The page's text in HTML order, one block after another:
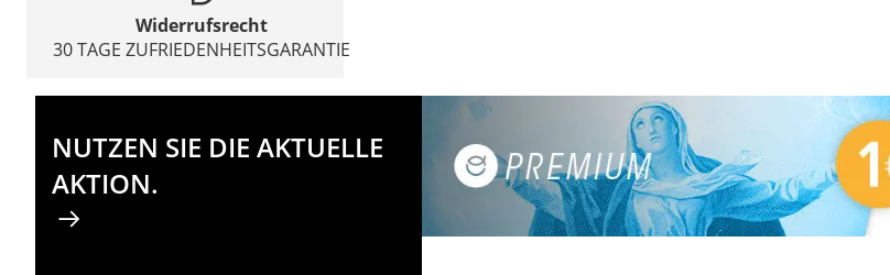
Widerrufsrecht
30 TAGE ZUFRIEDENHEITSGARANTIE
NUTZEN SIE DIE AKTUELLE
AKTION.